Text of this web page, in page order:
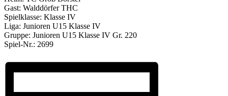
Gast: Walddörfer THC
Spielklasse: Klasse IV
Liga: Junioren U15 Klasse IV
Gruppe: Junioren U15 Klasse IV Gr. 220
Spiel-Nr.: 2699